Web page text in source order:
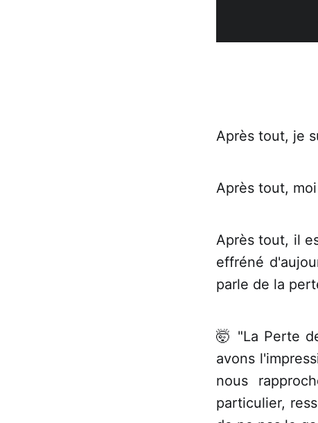
Après tout, je
Après tout,
Après tout, il
effréné
parle de la
🤯 "La Perte
avons
nous
particulier,